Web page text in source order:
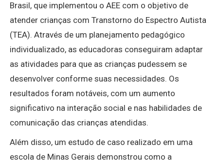
Brasil, que implementou o AEE com o objetivo de
atender crianças com Transtorno do Espectro Autista
(TEA). Através de um planejamento pedagógico
individualizado, as educadoras conseguiram adaptar
as atividades para que as crianças pudessem se
desenvolver conforme suas necessidades. Os
resultados foram notáveis, com um aumento
significativo na interação social e nas habilidades de
comunicação das crianças atendidas.
Além disso, um estudo de caso realizado em uma
escola de Minas Gerais demonstrou como a